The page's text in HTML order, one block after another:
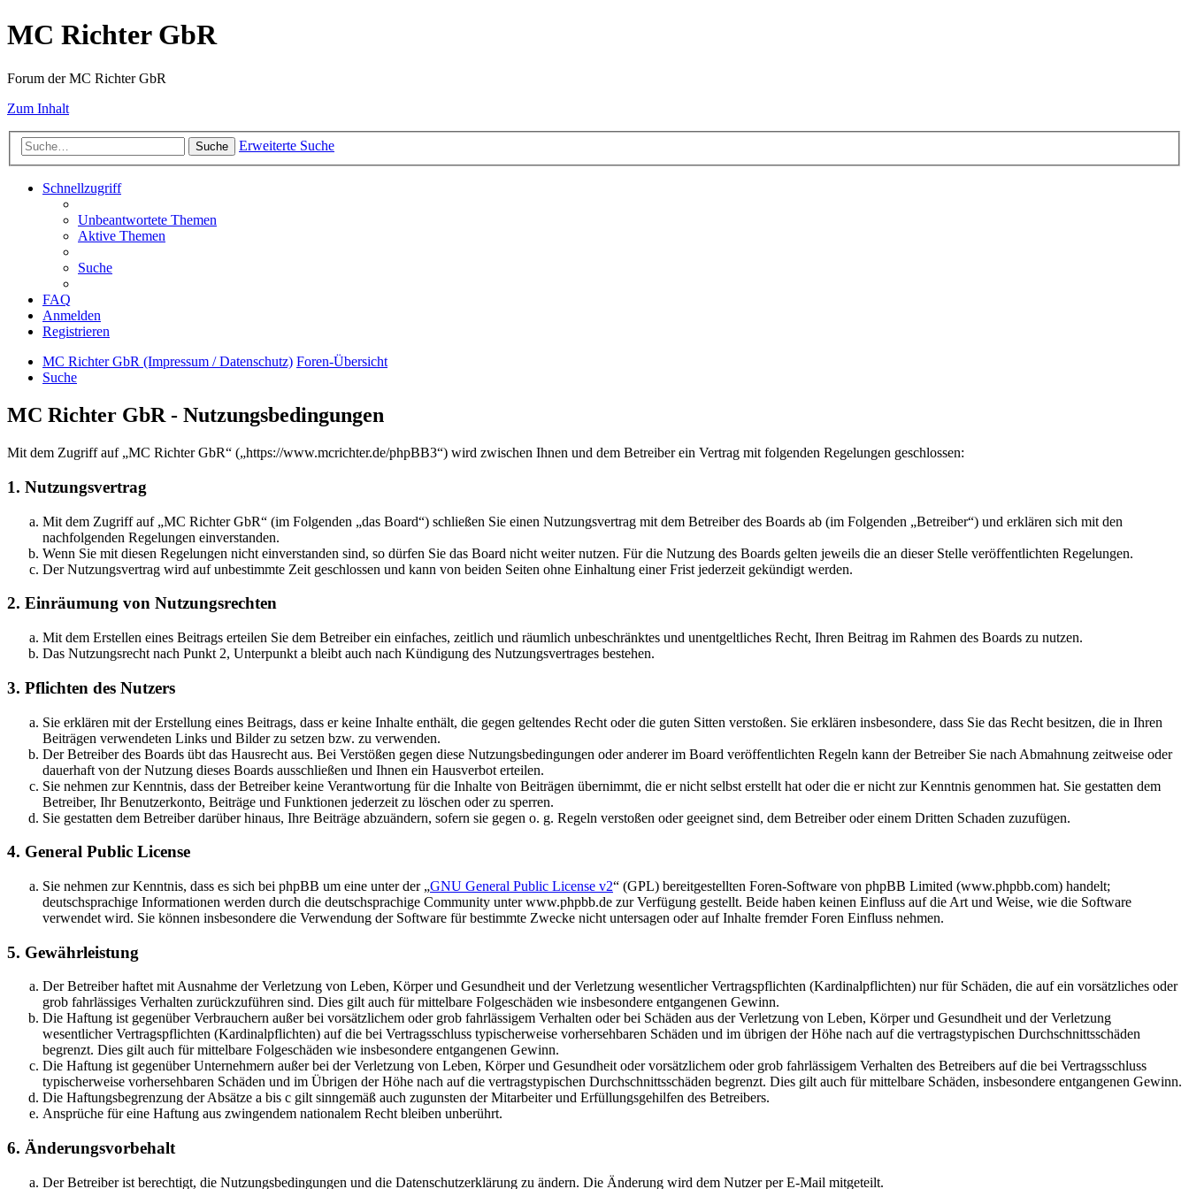
MC Richter GbR
Forum der MC Richter GbR
Zum Inhalt
Suche Erweiterte Suche
Schnellzugriff
Unbeantwortete Themen
Aktive Themen
Suche
FAQ
Anmelden
Registrieren
MC Richter GbR (Impressum / Datenschutz) Foren-Übersicht
Suche
MC Richter GbR - Nutzungsbedingungen
Mit dem Zugriff auf „MC Richter GbR“ („https://www.mcrichter.de/phpBB3“) wird zwischen Ihnen und dem Betreiber ein Vertrag mit folgenden Regelungen geschlossen:
1. Nutzungsvertrag
Mit dem Zugriff auf „MC Richter GbR“ (im Folgenden „das Board“) schließen Sie einen Nutzungsvertrag mit dem Betreiber des Boards ab (im Folgenden „Betreiber“) und erklären sich mit den
nachfolgenden Regelungen einverstanden.
Wenn Sie mit diesen Regelungen nicht einverstanden sind, so dürfen Sie das Board nicht weiter nutzen. Für die Nutzung des Boards gelten jeweils die an dieser Stelle veröffentlichten Regelungen.
Der Nutzungsvertrag wird auf unbestimmte Zeit geschlossen und kann von beiden Seiten ohne Einhaltung einer Frist jederzeit gekündigt werden.
2. Einräumung von Nutzungsrechten
Mit dem Erstellen eines Beitrags erteilen Sie dem Betreiber ein einfaches, zeitlich und räumlich unbeschränktes und unentgeltliches Recht, Ihren Beitrag im Rahmen des Boards zu nutzen.
Das Nutzungsrecht nach Punkt 2, Unterpunkt a bleibt auch nach Kündigung des Nutzungsvertrages bestehen.
3. Pflichten des Nutzers
Sie erklären mit der Erstellung eines Beitrags, dass er keine Inhalte enthält, die gegen geltendes Recht oder die guten Sitten verstoßen. Sie erklären insbesondere, dass Sie das Recht besitzen, die in Ihren
Beiträgen verwendeten Links und Bilder zu setzen bzw. zu verwenden.
Der Betreiber des Boards übt das Hausrecht aus. Bei Verstößen gegen diese Nutzungsbedingungen oder anderer im Board veröffentlichten Regeln kann der Betreiber Sie nach Abmahnung zeitweise oder
dauerhaft von der Nutzung dieses Boards ausschließen und Ihnen ein Hausverbot erteilen.
Sie nehmen zur Kenntnis, dass der Betreiber keine Verantwortung für die Inhalte von Beiträgen übernimmt, die er nicht selbst erstellt hat oder die er nicht zur Kenntnis genommen hat. Sie gestatten dem
Betreiber, Ihr Benutzerkonto, Beiträge und Funktionen jederzeit zu löschen oder zu sperren.
Sie gestatten dem Betreiber darüber hinaus, Ihre Beiträge abzuändern, sofern sie gegen o. g. Regeln verstoßen oder geeignet sind, dem Betreiber oder einem Dritten Schaden zuzufügen.
4. General Public License
Sie nehmen zur Kenntnis, dass es sich bei phpBB um eine unter der „GNU General Public License v2“ (GPL) bereitgestellten Foren-Software von phpBB Limited (www.phpbb.com) handelt;
deutschsprachige Informationen werden durch die deutschsprachige Community unter www.phpbb.de zur Verfügung gestellt. Beide haben keinen Einfluss auf die Art und Weise, wie die Software
verwendet wird. Sie können insbesondere die Verwendung der Software für bestimmte Zwecke nicht untersagen oder auf Inhalte fremder Foren Einfluss nehmen.
5. Gewährleistung
Der Betreiber haftet mit Ausnahme der Verletzung von Leben, Körper und Gesundheit und der Verletzung wesentlicher Vertragspflichten (Kardinalpflichten) nur für Schäden, die auf ein vorsätzliches oder
grob fahrlässiges Verhalten zurückzuführen sind. Dies gilt auch für mittelbare Folgeschäden wie insbesondere entgangenen Gewinn.
Die Haftung ist gegenüber Verbrauchern außer bei vorsätzlichem oder grob fahrlässigem Verhalten oder bei Schäden aus der Verletzung von Leben, Körper und Gesundheit und der Verletzung
wesentlicher Vertragspflichten (Kardinalpflichten) auf die bei Vertragsschluss typischerweise vorhersehbaren Schäden und im übrigen der Höhe nach auf die vertragstypischen Durchschnittsschäden
begrenzt. Dies gilt auch für mittelbare Folgeschäden wie insbesondere entgangenen Gewinn.
Die Haftung ist gegenüber Unternehmern außer bei der Verletzung von Leben, Körper und Gesundheit oder vorsätzlichem oder grob fahrlässigem Verhalten des Betreibers auf die bei Vertragsschluss
typischerweise vorhersehbaren Schäden und im Übrigen der Höhe nach auf die vertragstypischen Durchschnittsschäden begrenzt. Dies gilt auch für mittelbare Schäden, insbesondere entgangenen Gewinn.
Die Haftungsbegrenzung der Absätze a bis c gilt sinngemäß auch zugunsten der Mitarbeiter und Erfüllungsgehilfen des Betreibers.
Ansprüche für eine Haftung aus zwingendem nationalem Recht bleiben unberührt.
6. Änderungsvorbehalt
Der Betreiber ist berechtigt, die Nutzungsbedingungen und die Datenschutzerklärung zu ändern. Die Änderung wird dem Nutzer per E-Mail mitgeteilt.